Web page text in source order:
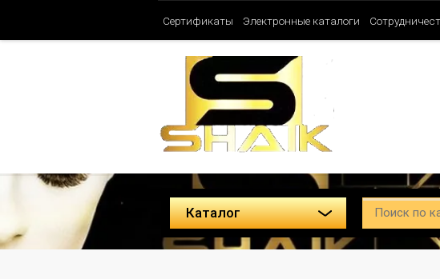
Сертификаты Электронные каталоги
Таблица ароматов SHAIK (Женские)
Политика конфиденциальности
Каталог